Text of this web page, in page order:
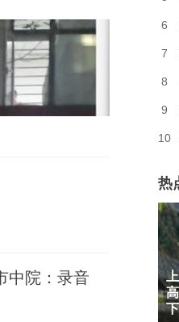
中院：录音
1
2
6
7
8
9
10
热